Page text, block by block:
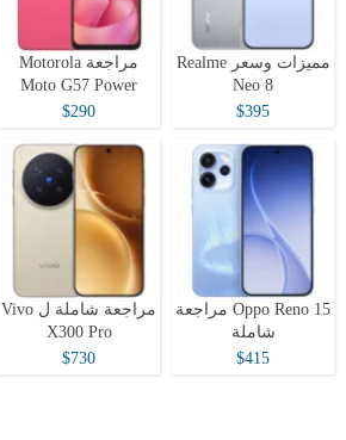
مميزات وسعر Realme
Neo 8
$395
مراجعة Motorola
Moto G57 Power
$290
Oppo Reno 15 مراجعة
شاملة
$415
مراجعة شاملة ل Vivo
X300 Pro
$730